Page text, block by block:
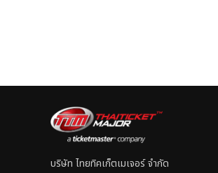
บริษัท ไทยทิคเก็ตเมเจอร์ จำกัด